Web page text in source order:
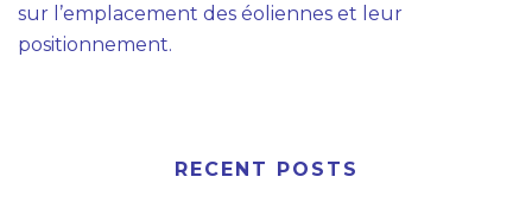
sur l’emplacement des éoliennes et leur
positionnement.
RECENT POSTS